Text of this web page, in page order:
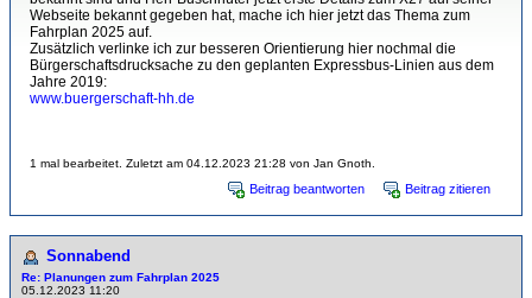
Webseite bekannt gegeben hat, mache ich hier jetzt das Thema zum
Fahrplan 2025 auf.
Zusätzlich verlinke ich zur besseren Orientierung hier nochmal die
Bürgerschaftsdrucksache zu den geplanten Expressbus-Linien aus dem
Jahre 2019:
www.buergerschaft-hh.de
1 mal bearbeitet. Zuletzt am 04.12.2023 21:28 von Jan Gnoth.
Beitrag beantworten Beitrag zitieren
Sonnabend
Re: Planungen zum Fahrplan 2025
05.12.2023 11:20